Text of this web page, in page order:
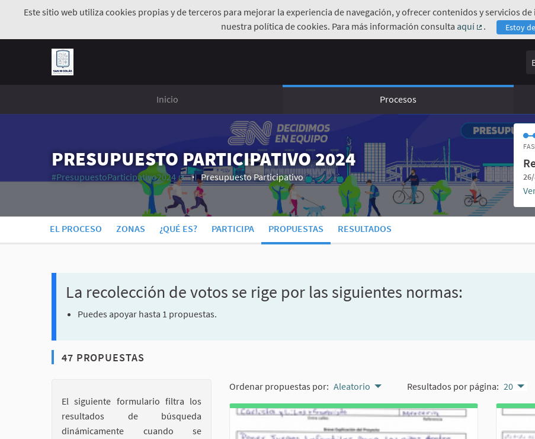
Este sitio web utiliza cookies propias y de terceros para mejorar la experiencia de navegación, y ofrecer contenidos y servicios
nuestra política de cookies. Para más información consulta aquí
(Enlace
. Estoy
Inicio Procesos
PRESUPUESTO PARTICIPATIVO 2024
#PresupuestoParticipativo2024
(Enlace externo)
Presupuesto Participativo
EL PROCESO ZONAS ¿QUÉ ES? PARTICIPA PROPUESTAS RESULTADOS
La recolección de votos se rige por las siguientes normas:
Puedes apoyar hasta 1 propuestas.
47 PROPUESTAS
El siguiente formulario filtra los
resultados de búsqueda
dinámicamente cuando se
Ordenar propuestas por: Aleatorio Resultados por página: 20